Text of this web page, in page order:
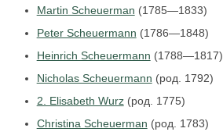
Martin Scheuerman (1785—1833)
Peter Scheuermann (1786—1848)
Heinrich Scheuermann (1788—1817)
Nicholas Scheuermann (род. 1792)
2. Elisabeth Wurz(род. 1775)
Christina Scheuerman (род. 1783)